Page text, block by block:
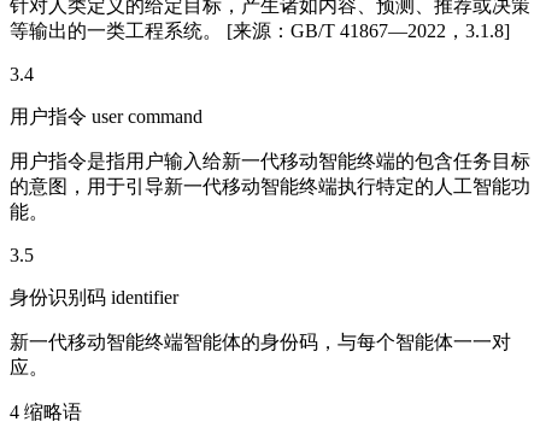
针对人类定义的给定目标，产生诸如内容、预测、推荐或决策
等输出的一类工程系统。 [来源：GB/T 41867—2022，3.1.8]
3.4
用户指令 user command
用户指令是指用户输入给新一代移动智能终端的包含任务目标
的意图，用于引导新一代移动智能终端执行特定的人工智能功
能。
3.5
身份识别码 identifier
新一代移动智能终端智能体的身份码，与每个智能体一一对
应。
4 缩略语